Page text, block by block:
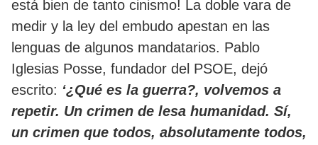
está bien de tanto cinismo! La doble vara de
medir y la ley del embudo apestan en las
lenguas de algunos mandatarios. Pablo
Iglesias Posse, fundador del PSOE, dejó
escrito: ‘¿Qué es la guerra?, volvemos a
repetir. Un crimen de lesa humanidad. Sí,
un crimen que todos, absolutamente todos,